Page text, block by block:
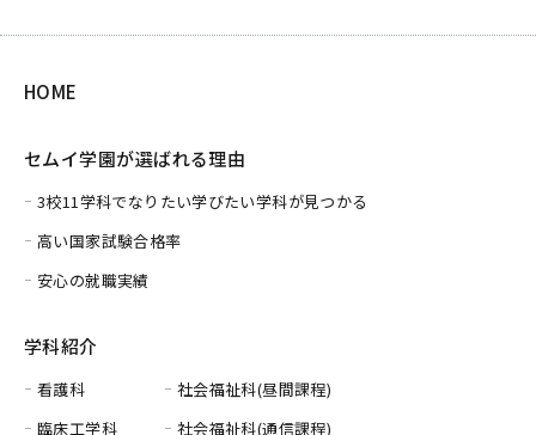
HOME
セムイ学園が選ばれる理由
3校11学科でなりたい学びたい学科が見つかる
高い国家試験合格率
安心の就職実績
学科紹介
看護科
臨床工学科
社会福祉科(昼間課程)
社会福祉科(通信課程)